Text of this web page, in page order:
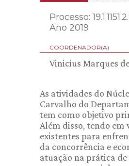
Processo:
Ano 2019
COORDENADOR(A)
Vinicius Marques
As atividades do
Carvalho do
tem como objetivo
Além disso, tendo em
existentes para
da concorrência e
atuação na prática